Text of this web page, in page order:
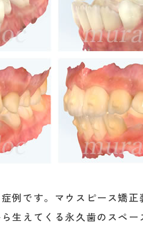
例です。マウスピース矯正
生えてくる永久歯のスペ